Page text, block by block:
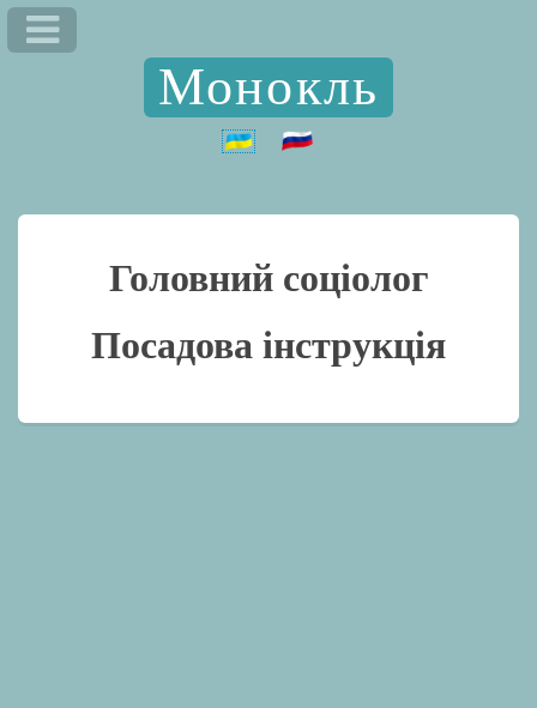
Монокль
Головний соціолог
Посадова інструкція